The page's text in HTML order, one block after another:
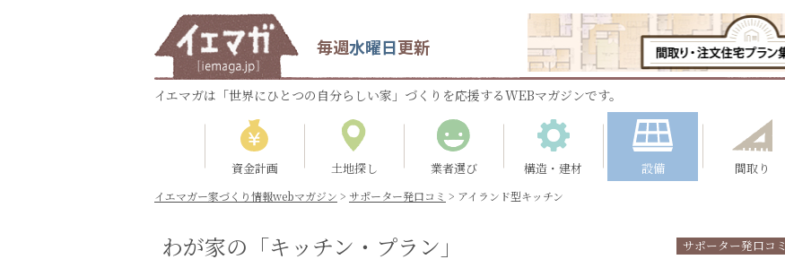
毎週水曜日更新
イエマガは「世界にひとつの自分らしい家」づくりを応援するWEBマガジンです。
資金計画 土地探し 業者選び 構造・建材 設備 間取り
イエマガー家づくり情報webマガジン > サポーター発口コミ > アイランド型キッチン
わが家の「キッチン・プラン」 サポーター発口コミ